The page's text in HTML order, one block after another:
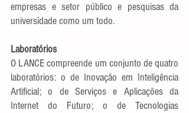
empresas e setor público e pesquisas da
universidade como um todo.
Laboratórios
O LANCE compreende um conjunto de quatro
laboratórios: o de Inovação em Inteligência
Artificial; o de Serviços e Aplicações da
Internet do Futuro; o de Tecnologias